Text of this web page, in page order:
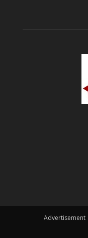
Advertisement